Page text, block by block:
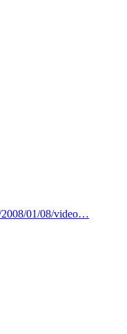
2008/01/08/video…